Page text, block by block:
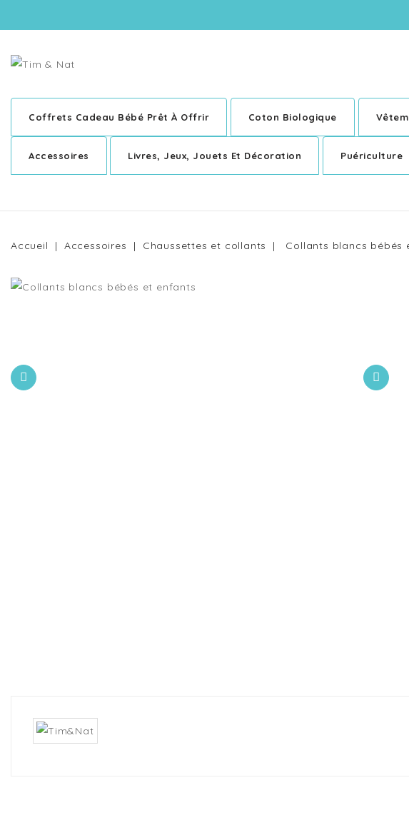
Coffrets Cadeau Bébé Prêt À Offrir Coton Biologique
Accessoires Livres, Jeux, Jouets Et Décoration Puériculture
Accueil Accessoires Chaussettes et collants Collants blancs bébés